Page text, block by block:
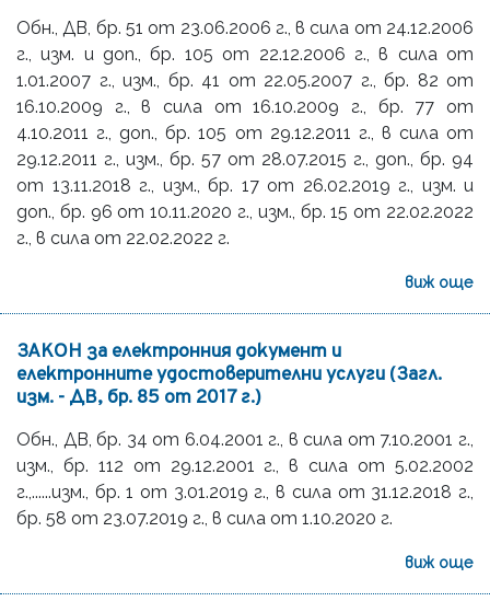
Обн., ДВ, бр. 51 от 23.06.2006 г., в сила от 24.12.2006
г., изм. и доп., бр. 105 от 22.12.2006 г., в сила от
1.01.2007 г., изм., бр. 41 от 22.05.2007 г., бр. 82 от
16.10.2009 г., в сила от 16.10.2009 г., бр. 77 от
4.10.2011 г., доп., бр. 105 от 29.12.2011 г., в сила от
29.12.2011 г., изм., бр. 57 от 28.07.2015 г., доп., бр. 94
от 13.11.2018 г., изм., бр. 17 от 26.02.2019 г., изм. и
доп., бр. 96 от 10.11.2020 г., изм., бр. 15 от 22.02.2022
г., в сила от 22.02.2022 г.
виж още
ЗАКОН за електронния документ и
електронните удостоверителни услуги (Загл.
изм. - ДВ, бр. 85 от 2017 г.)
Обн., ДВ, бр. 34 от 6.04.2001 г., в сила от 7.10.2001 г.,
изм., бр. 112 от 29.12.2001 г., в сила от 5.02.2002
г.,......изм., бр. 1 от 3.01.2019 г., в сила от 31.12.2018 г.,
бр. 58 от 23.07.2019 г., в сила от 1.10.2020 г.
виж още